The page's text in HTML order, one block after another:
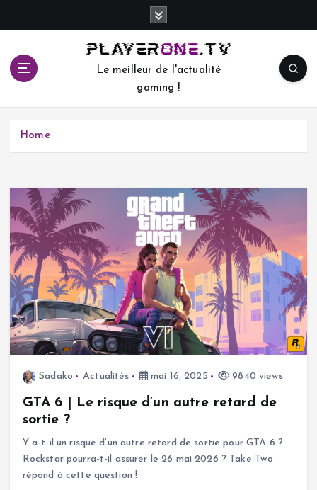
c
Le meilleur de l'actualité
gaming !
Home
Sadako Actualités mai 16, 2025 9840 views
GTA 6 | Le risque d’un autre retard de
sortie ?
Y a-t-il un risque d’un autre retard de sortie pour GTA 6 ?
Rockstar pourra-t-il assurer le 26 mai 2026 ? Take Two
répond à cette question !